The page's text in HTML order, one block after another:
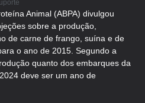
Animal (ABPA) divulgou
sobre a produção,
de carne de frango, suína e de
o ano de 2015. Segundo a
quanto dos embarques da
deve ser um ano de